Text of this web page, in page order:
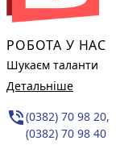
РОБОТА У НАС
Шукаєм таланти
Детальніше
phone_in_talk(0382) 70 98 20,
(0382) 70 98 40